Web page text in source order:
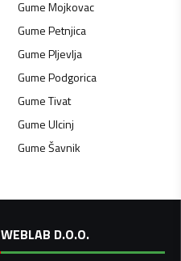
GumeMojkovac
GumePetnjica
GumePljevlja
GumePodgorica
GumeTivat
GumeUlcinj
GumeŠavnik
WEBLAB D.O.O.